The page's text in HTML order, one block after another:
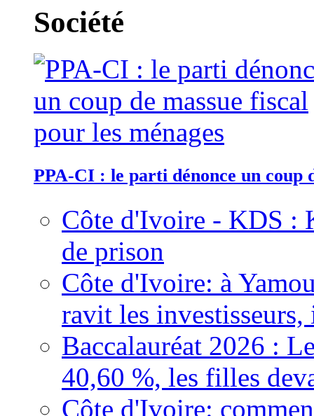
Société
PPA-CI : le parti dénonce un coup
Côte d'Ivoire - KDS :
de prison
Côte d'Ivoire: à
ravit les
Baccalauréat 2026 :
40,60 %, les filles
Côte d'Ivoire: